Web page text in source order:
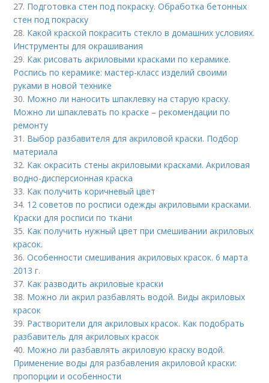
27. Подготовка стен под покраску. Обработка бетонных
стен под покраску
28. Какой краской покрасить стекло в домашних условиях.
Инструменты для окрашивания
29. Как рисовать акриловыми красками по керамике.
Роспись по керамике: мастер-класс изделий своими
руками в новой технике
30. Можно ли наносить шпаклевку на старую краску.
Можно ли шпаклевать по краске – рекомендации по
ремонту
31. Выбор разбавителя для акриловой краски. Подбор
материала
32. Как окрасить стены акриловыми красками. Акриловая
водно-дисперсионная краска
33. Как получить коричневый цвет
34. 12 советов по росписи одежды акриловыми красками.
Краски для росписи по ткани
35. Как получить нужный цвет при смешивании акриловых
красок.
36.Особенности смешивания акриловых красок. 6 марта
2013 г.
37. Как разводить акриловые краски
38. Можно ли акрил разбавлять водой. Виды акриловых
красок
39. Растворители для акриловых красок. Как подобрать
разбавитель для акриловых красок
40. Можно ли разбавлять акриловую краску водой.
Применение воды для разбавления акриловой краски:
пропорции и особенности